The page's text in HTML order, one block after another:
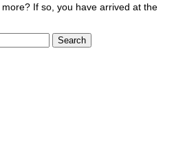
If so, you have arrived at the